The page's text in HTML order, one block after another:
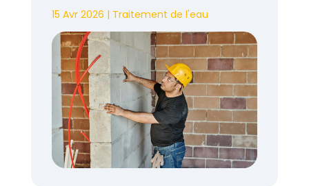
15 Avr 2026 | Traitement de l'eau